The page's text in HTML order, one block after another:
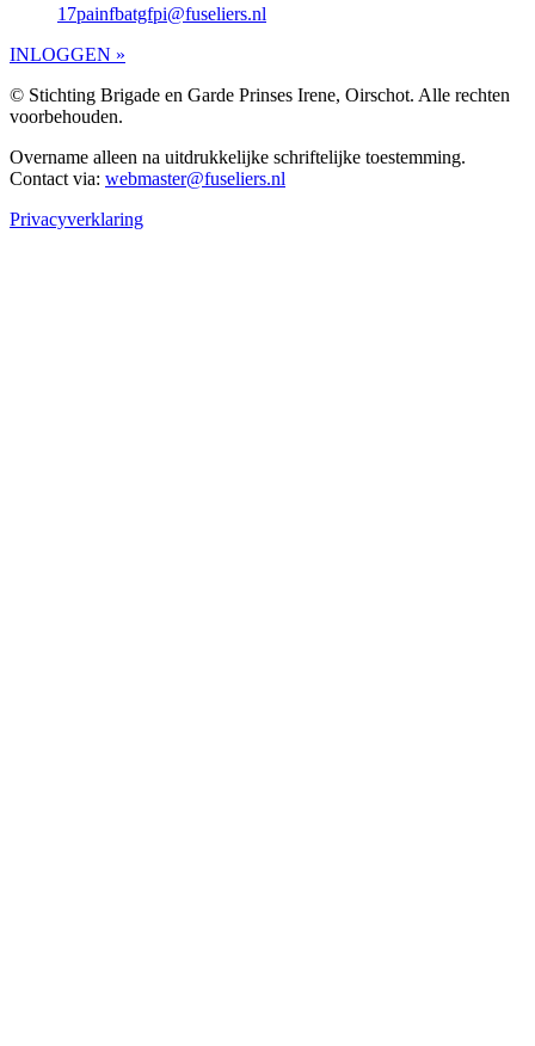
17painfbatgfpi@fuseliers.nl
INLOGGEN »
© Stichting Brigade en Garde Prinses Irene, Oirschot. Alle rechten
voorbehouden.
Overname alleen na uitdrukkelijke schriftelijke toestemming.
Contact via: webmaster@fuseliers.nl
Privacyverklaring